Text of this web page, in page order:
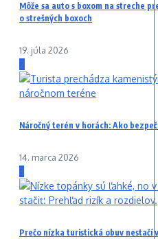
Môže sa auto s boxom na streche
o strešných boxoch
19. júla 2026
2
Náročný terén v horách: Ako
14. marca 2026
3
Prečo nízka turistická obuv nestačí